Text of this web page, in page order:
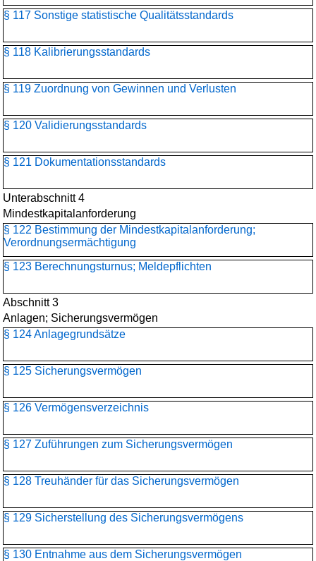
§ 117 Sonstige statistische Qualitätsstandards
§ 118 Kalibrierungsstandards
§ 119 Zuordnung von Gewinnen und Verlusten
§ 120 Validierungsstandards
§ 121 Dokumentationsstandards
Unterabschnitt 4
Mindestkapitalanforderung
§ 122 Bestimmung der Mindestkapitalanforderung;
Verordnungsermächtigung
§ 123 Berechnungsturnus; Meldepflichten
Abschnitt 3
Anlagen; Sicherungsvermögen
§ 124 Anlagegrundsätze
§ 125 Sicherungsvermögen
§ 126 Vermögensverzeichnis
§ 127 Zuführungen zum Sicherungsvermögen
§ 128 Treuhänder für das Sicherungsvermögen
§ 129 Sicherstellung des Sicherungsvermögens
§ 130 Entnahme aus dem Sicherungsvermögen